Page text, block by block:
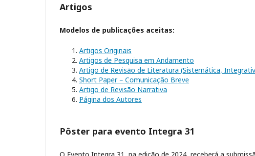
Artigos
Modelos de publicações aceitas:
Artigos Originais
Artigos de Pesquisa em Andamento
Artigo de Revisão de Literatura (Sistemática,
Short Paper – Comunicação Breve
Artigo de Revisão Narrativa
Página dos Autores
Pôster para evento Integra 31